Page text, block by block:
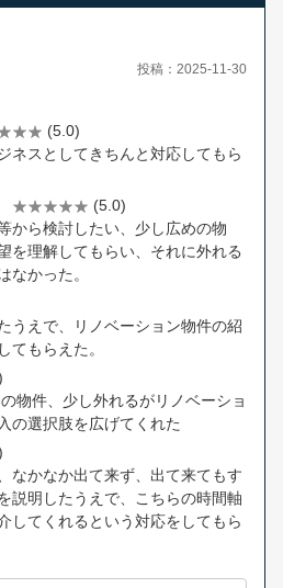
投稿：2025-11-30
(5.0)
ネスとしてきちんと対応してもら
(5.0)
から検討したい、少し広めの物
を理解してもらい、それに外れる
なかった。
うえで、リノベーション物件の紹
てもらえた。
物件、少し外れるがリノベーショ
の選択肢を広げてくれた
なかなか出て来ず、出て来てもす
説明したうえで、こちらの時間軸
してくれるという対応をしてもら